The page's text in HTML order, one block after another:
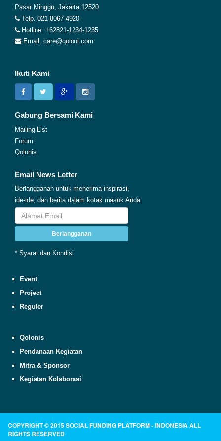
Pasar Minggu, Jakarta 12520
Telp. 021-8067-4920
Hotline. +62821-1234-1235
Email. care@qoloni.com
Ikuti Kami
Gabung Bersami Kami
Mailing List
Forum
Qolonis
Email News Letter
Berlangganan untuk menerima inspirasi,
ide-ide, dan berita dalam kotak masuk Anda.
Berlangganan
* Syarat dan Kondisi
Event
Project
Reguler
Qolonis
Pendanaan Kegiatan
Mitra & Sponsor
Kegiatan Kolaborasi
COPYRIGHT © 2015 SOCIAL FUNDING PLATFORM - INDONESIA ALL
RIGHTS RESERVED